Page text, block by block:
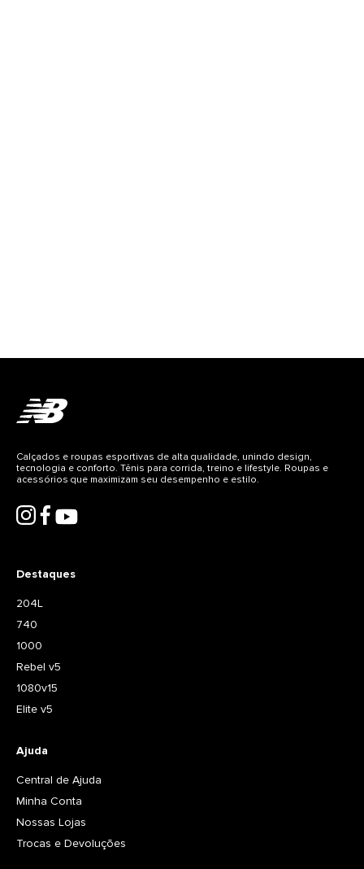
Destaques
204L
740
1000
Rebel v5
1080v15
Elite v5
Ajuda
Central de Ajuda
Minha Conta
Nossas Lojas
Trocas e Devoluções
Calçados e roupas esportivas de alta qualidade, unindo design,
tecnologia e conforto. Tênis para corrida, treino e lifestyle. Roupas e
acessórios que maximizam seu desempenho e estilo.